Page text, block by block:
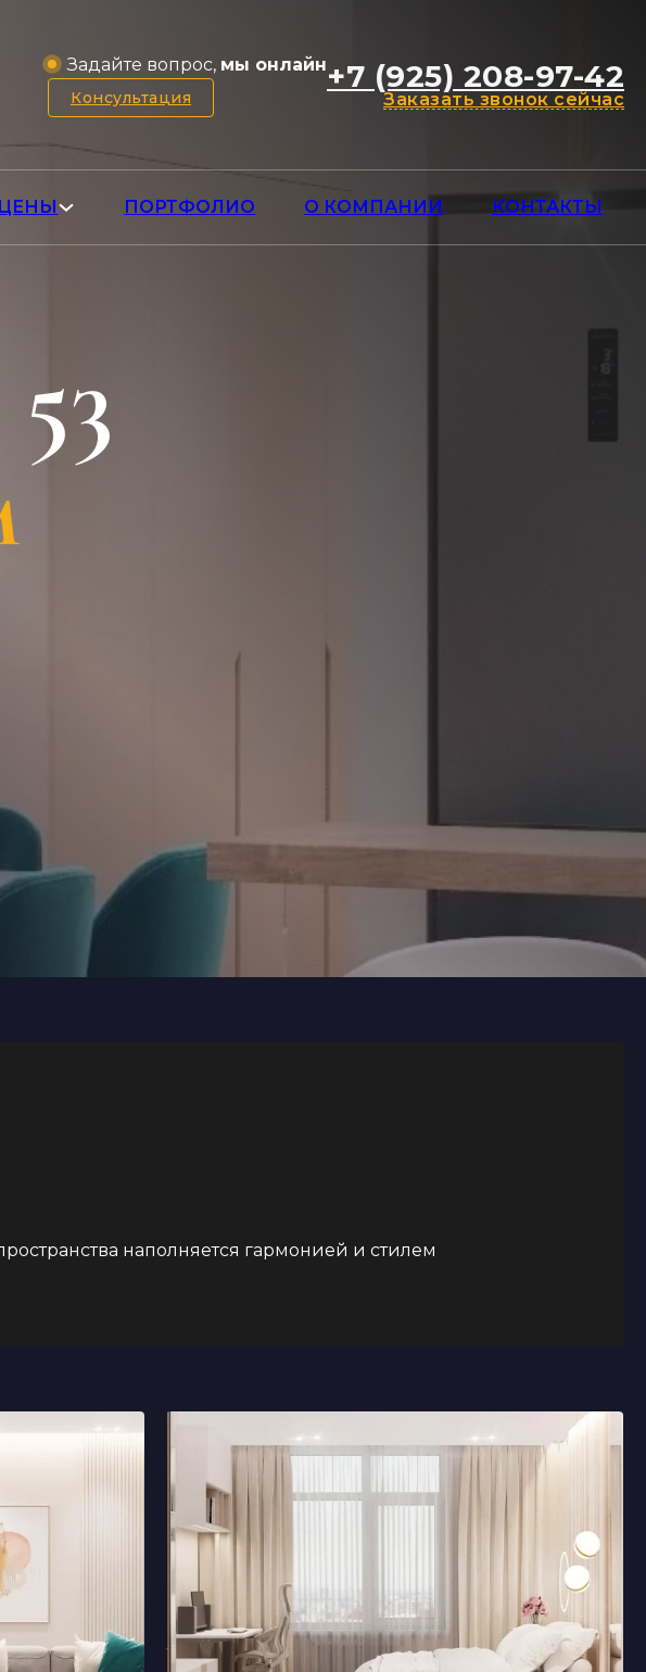
Задайте вопрос, мы онлайн
Консультация
+7 (925) 208-97-42
Заказать звонок сейчас
ЦЕНЫ ПОРТФОЛИО О КОМПАНИИ КОНТАКТЫ
наполняется гармонией и стилем